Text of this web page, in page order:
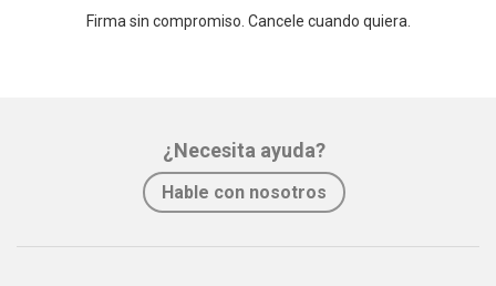
Firma sin compromiso. Cancele cuando quiera.
¿Necesita ayuda?
Hable con nosotros